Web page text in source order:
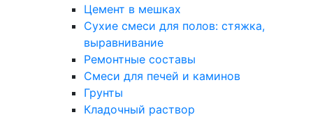
Цемент в мешках
Сухие смеси для полов: стяжка,
выравнивание
Ремонтные составы
Смеси для печей и каминов
Грунты
Кладочный раствор